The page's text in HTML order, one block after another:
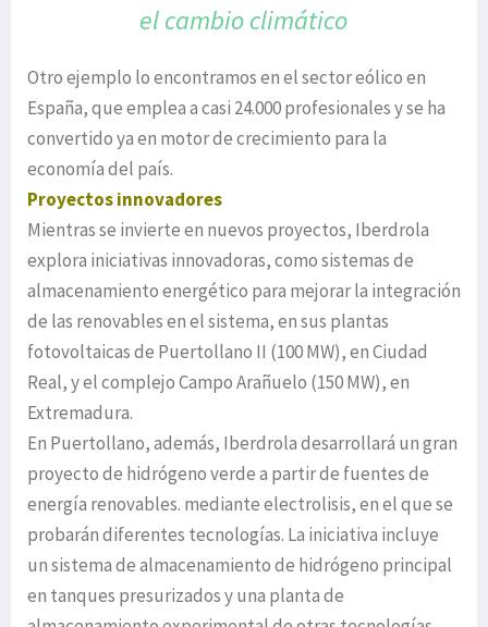
el cambio climático
Otro ejemplo lo encontramos en el sector eólico en
España, que emplea a casi 24.000 profesionales y se ha
convertido ya en motor de crecimiento para la
economía del país.
Proyectos innovadores
Mientras se invierte en nuevos proyectos, Iberdrola
explora iniciativas innovadoras, como sistemas de
almacenamiento energético para mejorar la integración
de las renovables en el sistema, en sus plantas
fotovoltaicas de Puertollano II (100 MW), en Ciudad
Real, y el complejo Campo Arañuelo (150 MW), en
Extremadura.
En Puertollano, además, Iberdrola desarrollará un gran
proyecto de hidrógeno verde a partir de fuentes de
energía renovables. mediante electrolisis, en el que se
probarán diferentes tecnologías. La iniciativa incluye
un sistema de almacenamiento de hidrógeno principal
en tanques presurizados y una planta de